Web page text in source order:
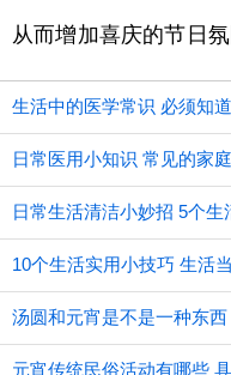
从而增加喜庆的节日氛
生活中的医学常识 必须知
日常医用小知识 常见的家
日常生活清洁小妙招 5个
10个生活实用小技巧 生活
汤圆和元宵是不是一种东
元宵传统民俗活动有哪些